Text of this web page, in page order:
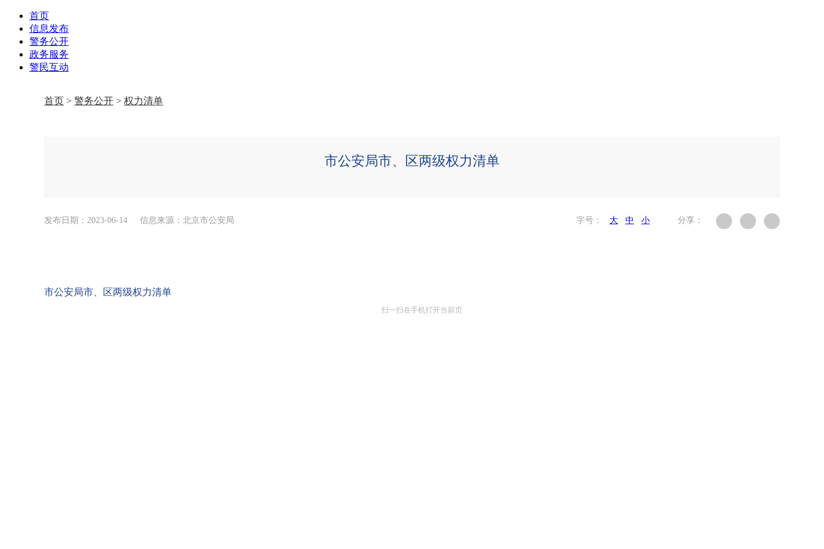
首页
信息发布
警务公开
政务服务
警民互动
首页 > 警务公开 > 权力清单
市公安局市、区两级权力清单
发布日期：2023-06-14 信息来源：北京市公安局 字号： 大 中 小 分享：
市公安局市、区两级权力清单
扫一扫在手机打开当前页